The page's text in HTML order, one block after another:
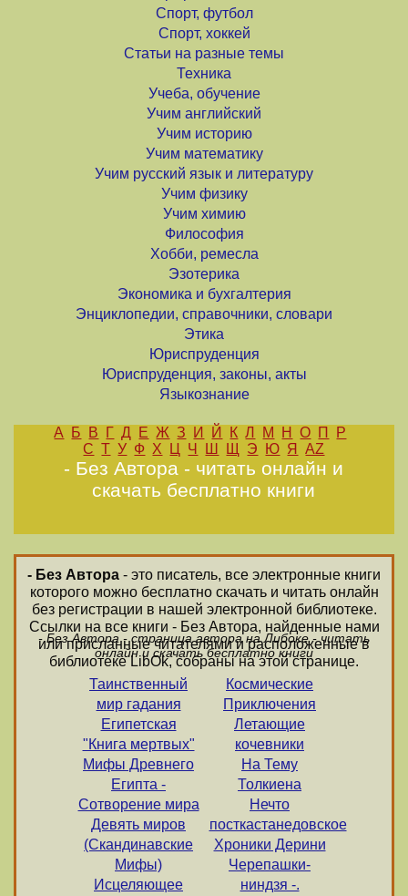
Спорт, футбол
Спорт, хоккей
Статьи на разные темы
Техника
Учеба, обучение
Учим английский
Учим историю
Учим математику
Учим русский язык и литературу
Учим физику
Учим химию
Философия
Хобби, ремесла
Эзотерика
Экономика и бухгалтерия
Энциклопедии, справочники, словари
Этика
Юриспруденция
Юриспруденция, законы, акты
Языкознание
А Б В Г Д Е Ж З И Й К Л М Н О П
Р
С Т У Ф Х Ц Ч Ш Щ Э Ю Я AZ
- Без Автора - читать онлайн и
скачать бесплатно книги
- Без Автора - это писатель, все электронные книги
которого можно бесплатно скачать и читать онлайн
без регистрации в нашей электронной библиотеке.
Ссылки на все книги - Без Автора, найденные нами
или присланные читателями и расположенные в
библиотеке LibOk, собраны на этой странице.
- Без Автора - страница автора на Либоке - читать
онлайн и скачать бесплатно книги
Таинственный
мир гадания
Египетская
"Книга мертвых"
Мифы Древнего
Египта -
Сотворение мира
Девять миров
(Скандинавские
Мифы)
Исцеляющее
Космические
Приключения
Летающие
кочевники
На Тему
Толкиена
Нечто
посткастанедовское
Хроники Дерини
Черепашки-
ниндзя -.